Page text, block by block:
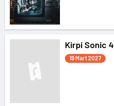
Kirpi Sonic 4
19 Mart 2027